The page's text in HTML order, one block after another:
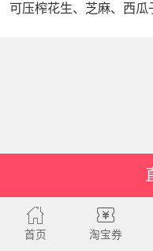
可压榨花生、芝麻、西瓜
首页 淘宝券